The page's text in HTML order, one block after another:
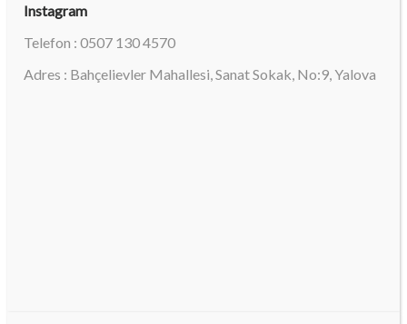
Instagram
Telefon : 0507 130 4570
Adres : Bahçelievler Mahallesi, Sanat Sokak, No:9, Yalova